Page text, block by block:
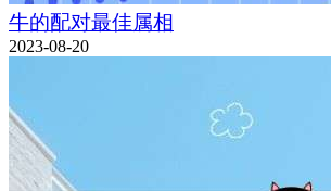
牛的配对最佳属相
2023-08-20